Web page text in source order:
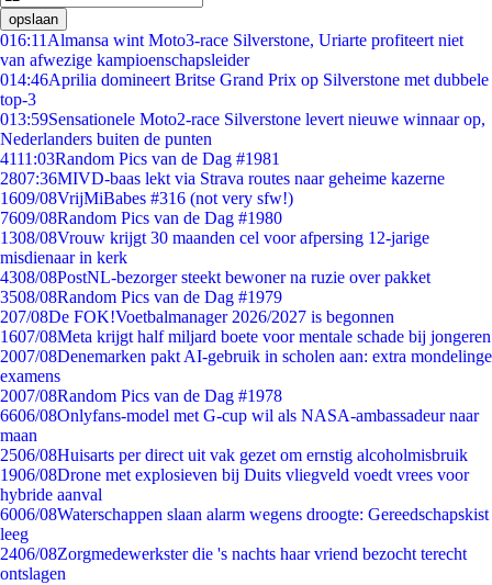
opslaan
016:11 Almansa wint Moto3-race Silverstone, Uriarte profiteert niet
van afwezige kampioenschapsleider
014:46Aprilia domineert Britse Grand Prix op Silverstone met dubbele
top-3
013:59Sensationele Moto2-race Silverstone levert nieuwe winnaar op,
Nederlanders buiten de punten
4111:03Random Pics van de Dag #1981
2807:36MIVD-baas lekt via Strava routes naar geheime kazerne
1609/08VrijMiBabes #316 (not very sfw!)
7609/08Random Pics van de Dag #1980
1308/08Vrouw krijgt 30 maanden cel voor afpersing 12-jarige
misdienaar in kerk
4308/08PostNL-bezorger steekt bewoner na ruzie over pakket
3508/08Random Pics van de Dag #1979
207/08De FOK!Voetbalmanager 2026/2027 is begonnen
1607/08Meta krijgt half miljard boete voor mentale schade bij jongeren
2007/08Denemarken pakt AI-gebruik in scholen aan: extra mondelinge
examens
2007/08Random Pics van de Dag #1978
6606/08Onlyfans-model met G-cup wil als NASA-ambassadeur naar
maan
2506/08Huisarts per direct uit vak gezet om ernstig alcoholmisbruik
1906/08Drone met explosieven bij Duits vliegveld voedt vrees voor
hybride aanval
6006/08Waterschappen slaan alarm wegens droogte: Gereedschapskist
leeg
2406/08Zorgmedewerkster die 's nachts haar vriend bezocht terecht
ontslagen